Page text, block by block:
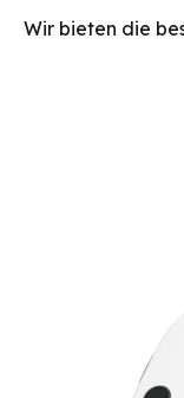
Wir bieten die